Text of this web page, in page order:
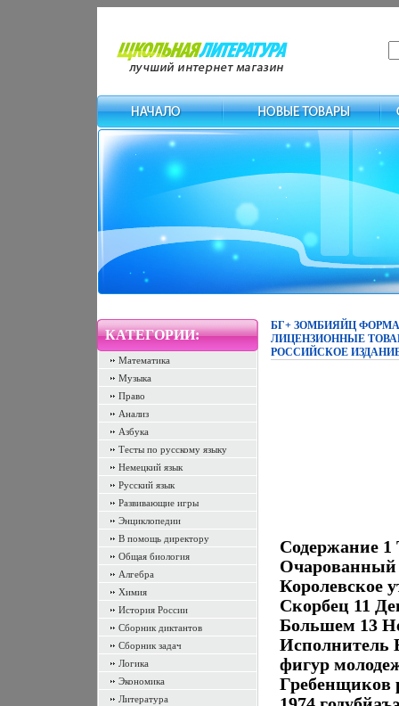
КАТЕГОРИИ:
Математика
Музыка
Право
Анализ
Азбука
Тесты по русскому языку
Немецкий язык
Русский язык
Развивающие игры
Энциклопедии
В помощь директору
Общая биология
Алгебра
Химия
История России
Сборник диктантов
Сборник задач
Логика
Экономика
Литература
БГ+ ЗОМБИЯЙЦ
ЛИЦЕНЗИОННЫЕ
РОССИЙСКОЕ ИЗДАНИЕ
Содержание 1
Очарованный
Королевское
Скорбец 11
Большем 13
Исполнитель
фигур
Гребенщиков